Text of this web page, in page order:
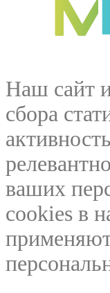
Наш сайт
сбора
ваших
cookies в